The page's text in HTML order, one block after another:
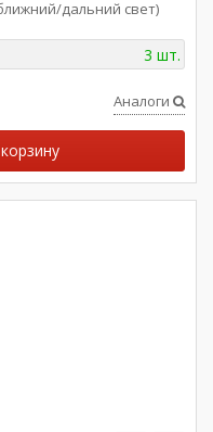
дальний свет)
3 шт.
Аналоги